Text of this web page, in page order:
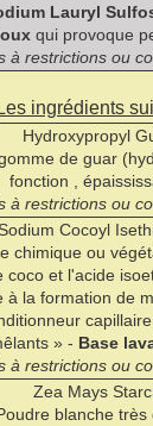
Lauryl
qui provoque
à restrictions ou
Les ingrédients
Hydroxypropyl
de guar
fonction ,
à restrictions ou
Sodium Cocoyl
chimique ou
coco et l'acide
à la formation de
» - Base
à restrictions ou
Zea Mays
blanche